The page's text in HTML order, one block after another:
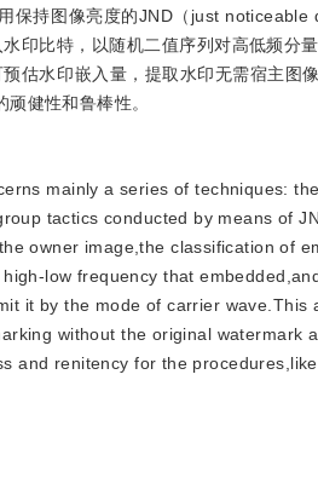
保持图像亮度的JND（just
印比特，以随机二值序列对高低频分
估水印嵌入量，提取水印无需宿主图
健性和鲁棒性。
mainly a series of techniques:
tactics conducted by means of
owner image,the classification of
low frequency that
it by the mode of carrier wave.This
without the original watermark
and renitency for the